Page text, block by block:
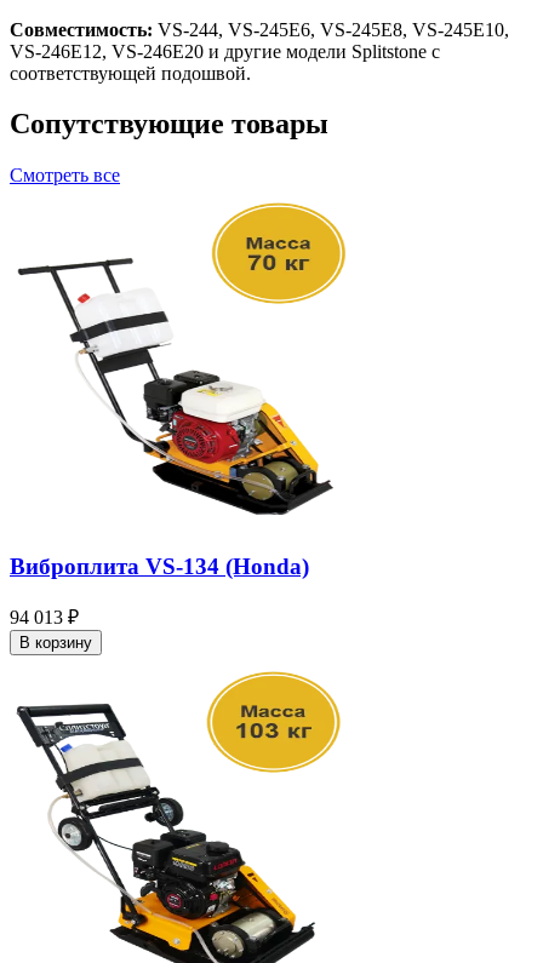
Совместимость: VS-244, VS-245E6, VS-245E8, VS-245E10,
VS-246E12, VS-246E20 и другие модели Splitstone с
соответствующей подошвой.
Сопутствующие товары
Смотреть все
Виброплита VS-134 (Honda)
94 013 ₽
В корзину